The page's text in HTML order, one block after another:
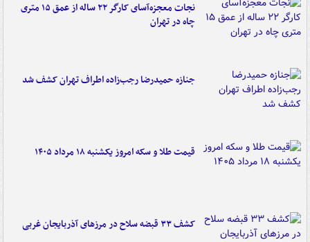
نجات معجزه‌آسای کارگر ۲۲ ساله از عمق ۱۵ متری
چاه در تهران
جنازه حمیدرضا رجب‌زاده اطراف تهران کشف شد
قیمت طلا و سکه امروز یکشنبه ۱۸ مرداد ۱۴۰۵
کشف ۳۳ قبضه سلاح در مرزهای آذربایجان غربی